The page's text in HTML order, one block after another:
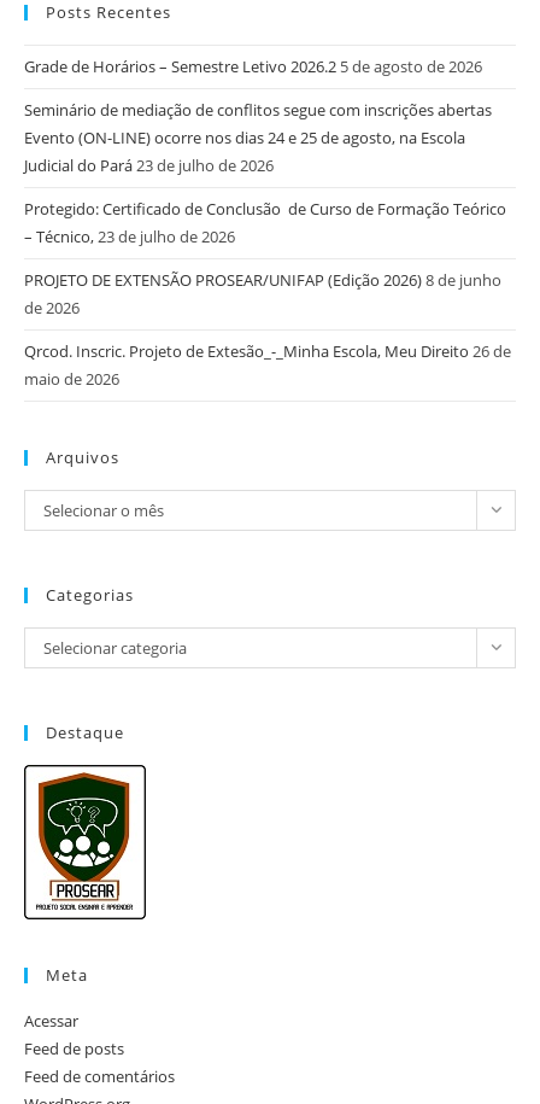
Posts Recentes
Grade de Horários – Semestre Letivo 2026.2 5 de agosto de 2026
Seminário de mediação de conflitos segue com inscrições abertas
Evento (ON-LINE) ocorre nos dias 24 e 25 de agosto, na Escola
Judicial do Pará23 de julho de 2026
Protegido: Certificado de Conclusão de Curso de Formação Teórico
– Técnico,23 de julho de 2026
PROJETO DE EXTENSÃO PROSEAR/UNIFAP (Edição 2026)8 de junho
de 2026
Qrcod. Inscric. Projeto de Extesão_-_Minha Escola, Meu Direito 26 de
maio de 2026
Arquivos
Selecionar o mês
Categorias
Selecionar categoria
Destaque
Meta
Acessar
Feed de posts
Feed de comentários